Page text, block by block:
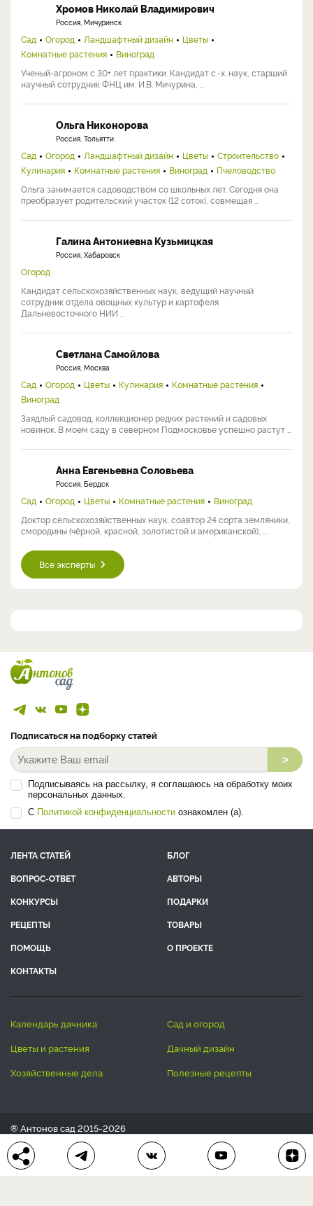
Хромов Николай Владимирович
Россия, Мичуринск
Сад Огород Ландшафтный дизайн
Цветы
Комнатные растения
Виноград
Ученый-агроном с 30+ лет практики. Кандидат с.-х. наук, старший
научный сотрудник ФНЦ им. И.В. Мичурина, ...
Ольга Никонорова
Россия, Тольятти
Сад Огород Ландшафтный дизайн Цветы
Строительство
Кулинария
Комнатные растения Виноград
Пчеловодство
Ольга занимается садоводством со школьных лет. Сегодня она
преобразует родительский участок (12 соток), совмещая ...
Галина Антониевна Кузьмицкая
Россия, Хабаровск
Огород
Кандидат сельскохозяйственных наук, ведущий научный
сотрудник отдела овощных культур и картофеля
Дальневосточного НИИ ...
Светлана Самойлова
Россия, Москва
Сад Огород Цветы Кулинария
Комнатные растения
Виноград
Заядлый садовод, коллекционер редких растений и садовых
новинок. В моем саду в северном Подмосковье успешно растут ...
Анна Евгеньевна Соловьева
Россия, Бердск
Сад Огород Цветы Комнатные растения
Виноград
Доктор сельскохозяйственных наук, соавтор 24 сорта земляники,
смородины (чёрной, красной, золотистой и американской), ...
Все эксперты
Подписаться на подборку статей
>
Подписываясь на рассылку, я соглашаюсь на обработку моих
персональных данных.
С Политикой конфиденциальности ознакомлен (а).
ЛЕНТА СТАТЕЙ
БЛОГ
ВОПРОС-ОТВЕТ
АВТОРЫ
КОНКУРСЫ
ПОДАРКИ
РЕЦЕПТЫ
ТОВАРЫ
ПОМОЩЬ
О ПРОЕКТЕ
КОНТАКТЫ
календарь дачника
сад и огород
цветы и растения
дачный дизайн
хозяйственные дела
полезные рецепты
® Антонов сад 2015-2026
Политика конфиденциальности
Пользовательское соглашение